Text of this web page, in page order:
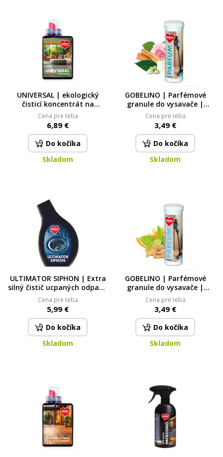
UNIVERSAL | ekologický
čisticí koncentrát na
podlahy | 500 ml | 25 mytí
Cena pre teba
6,89 €
Do kočíka
Skladom
GOBELINO | Parfémové
granule do vysavače |
NAMASTÉ 35 ml
Cena pre teba
3,49 €
Do kočíka
Skladom
ULTIMATOR SIPHON | Extra
silný čistič ucpaných odpadů
a odtoků | proti mastnotě,
zbytkům & usazeninám |
500 ml 500 ml
Cena pre teba
5,99 €
Do kočíka
Skladom
GOBELINO | Parfémové
granule do vysavače |
MOUNTAIN SPIRIT | 35 ml
Cena pre teba
3,49 €
Do kočíka
Skladom